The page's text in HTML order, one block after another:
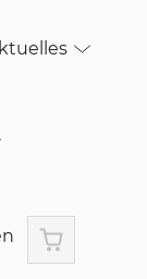
Warenkorb